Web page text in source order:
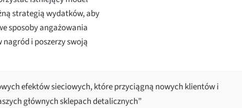
strategią wydatków, aby
sposoby angażowania
i poszerzy swoją
efektów sieciowych, które przyciągną nowych klientów i
głównych sklepach detalicznych”